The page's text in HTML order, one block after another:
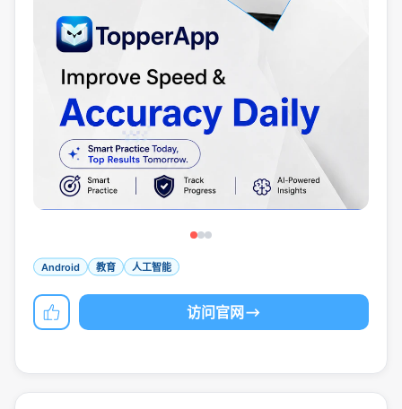
Android 教育 人工智能
访问官网